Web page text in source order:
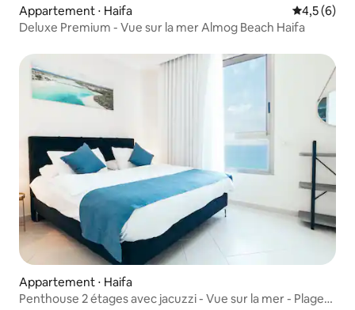
Appartement ⋅ Haifa Évaluation
4,5 (6)
Deluxe Premium - Vue sur la mer Almog Beach Haifa
Appartement ⋅ Haifa
Penthouse 2 étages avec jacuzzi - Vue sur la mer - Plage